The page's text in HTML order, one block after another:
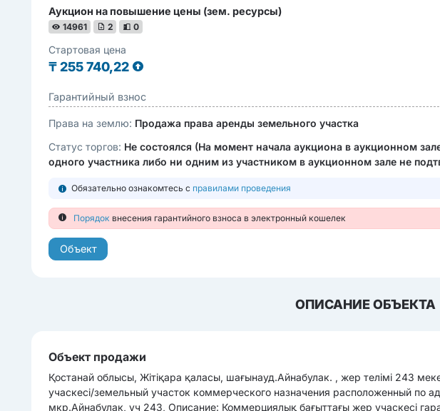
Аукцион на повышение цены (зем. ресурсы)
14961 2 0
Стартовая цена
₸255 740,22
Гарантийный взнос
Права на землю: Продажа права аренды земельного участка
Статус торгов: Не состоялся (На момент начала аукциона в аукционном
одного участника либо ни одним из участником в аукционном зале не
Обязательно ознакомтесь с правилами проведения
Порядок внесения гарантийного взноса в электронный кошелек
Объект
ОПИСАНИЕ ОБЪЕКТА
Объект продажи
Қостанай облысы, Жітіқара қаласы, шағынауд.Айнабулак. , жер телімі 243
учаскесі/земельный участок коммерческого назначения расположенный по
мкр.Айнабулак, уч 243, Описание: Коммерциялық бағыттағы жер учаскесі